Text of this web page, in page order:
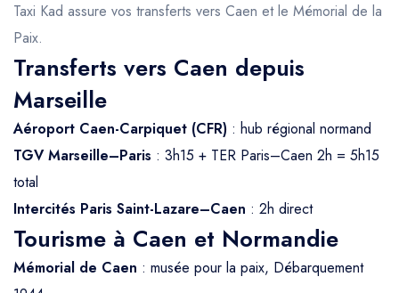
Taxi Kad assure vos transferts vers Caen et le Mémorial de la
Paix.
Transferts vers Caen depuis
Marseille
Aéroport Caen-Carpiquet (CFR) : hub régional normand
TGV Marseille–Paris : 3h15 + TER Paris–Caen 2h = 5h15
total
Intercités Paris Saint-Lazare–Caen : 2h direct
Tourisme à Caen et Normandie
Mémorial de Caen : musée pour la paix, Débarquement